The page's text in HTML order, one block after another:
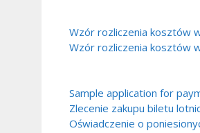
Wzór rozliczenia kosztów
Wzór rozliczenia kosztów
Sample application for
Zlecenie zakupu biletu
Oświadczenie o